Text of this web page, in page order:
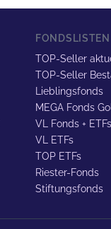
FONDSLISTEN
TOP-Seller
TOP-Seller
Lieblingsfonds
MEGA Fonds
VL Fonds + ETFs
VL ETFs
TOP ETFs
Riester-Fonds
Stiftungsfonds